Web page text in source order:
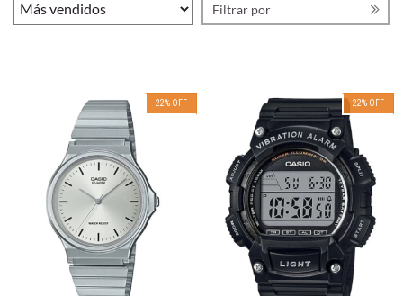
Filtrar por
22% OFF 22% OFF